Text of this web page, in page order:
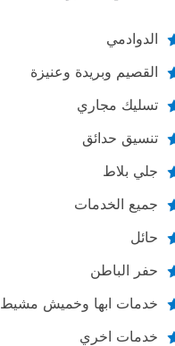
الدوادمي
القصيم وبريدة وعنيزة
تسليك مجاري
تنسيق حدائق
جلي بلاط
جميع الخدمات
حائل
حفر الباطن
خدمات ابها وخميش مشيط
خدمات اخري